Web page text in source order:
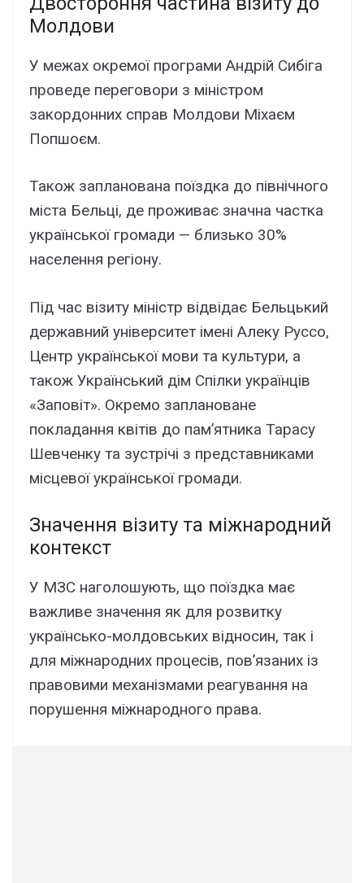
Молдови
У межах окремої програми Андрій Сибіга
проведе переговори з міністром
закордонних справ Молдови Міхаєм
Попшоєм.
Також запланована поїздка до північного
міста Бельці, де проживає значна частка
української громади — близько 30%
населення регіону.
Під час візиту міністр відвідає Бельцький
державний університет імені Алеку Руссо,
Центр української мови та культури, а
також Український дім Спілки українців
«Заповіт». Окремо заплановане
покладання квітів до пам’ятника Тарасу
Шевченку та зустрічі з представниками
місцевої української громади.
Значення візиту та міжнародний
контекст
У МЗС наголошують, що поїздка має
важливе значення як для розвитку
українсько-молдовських відносин, так і
для міжнародних процесів, пов’язаних із
правовими механізмами реагування на
порушення міжнародного права.